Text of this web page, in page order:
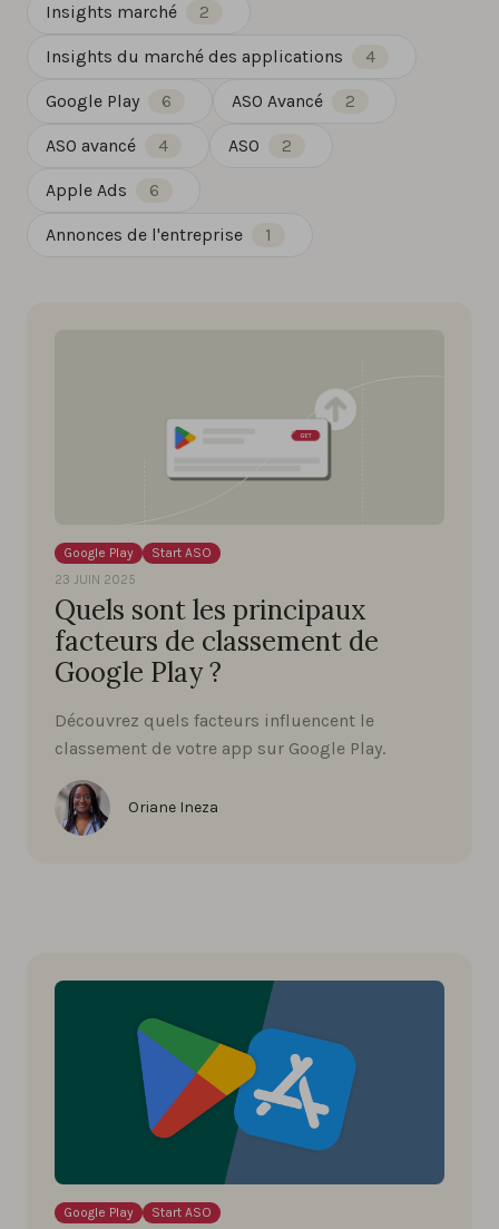
Insights marché 2
Insights du marché des applications 4
Google Play 6 ASO Avancé 2
ASO avancé 4 ASO 2
Apple Ads 6
Annonces de l'entreprise 1
Google Play
Start ASO
23 JUIN 2025
Quels sont les principaux
facteurs de classement de
Google Play ?
Découvrez quels facteurs influencent le
classement de votre app sur Google Play.
Oriane Ineza
Google Play
Start ASO